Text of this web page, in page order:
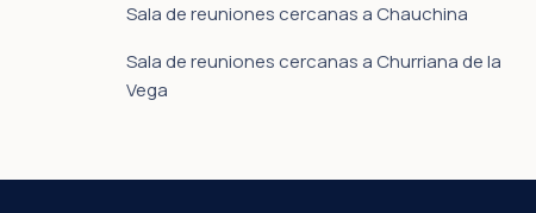
Sala de reuniones cercanas a Chauchina
Sala de reuniones cercanas a Churriana de la
Vega